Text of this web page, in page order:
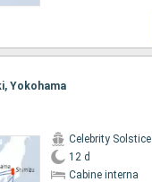
Yokohama
Celebrity Solstice
12 d
Cabine interna